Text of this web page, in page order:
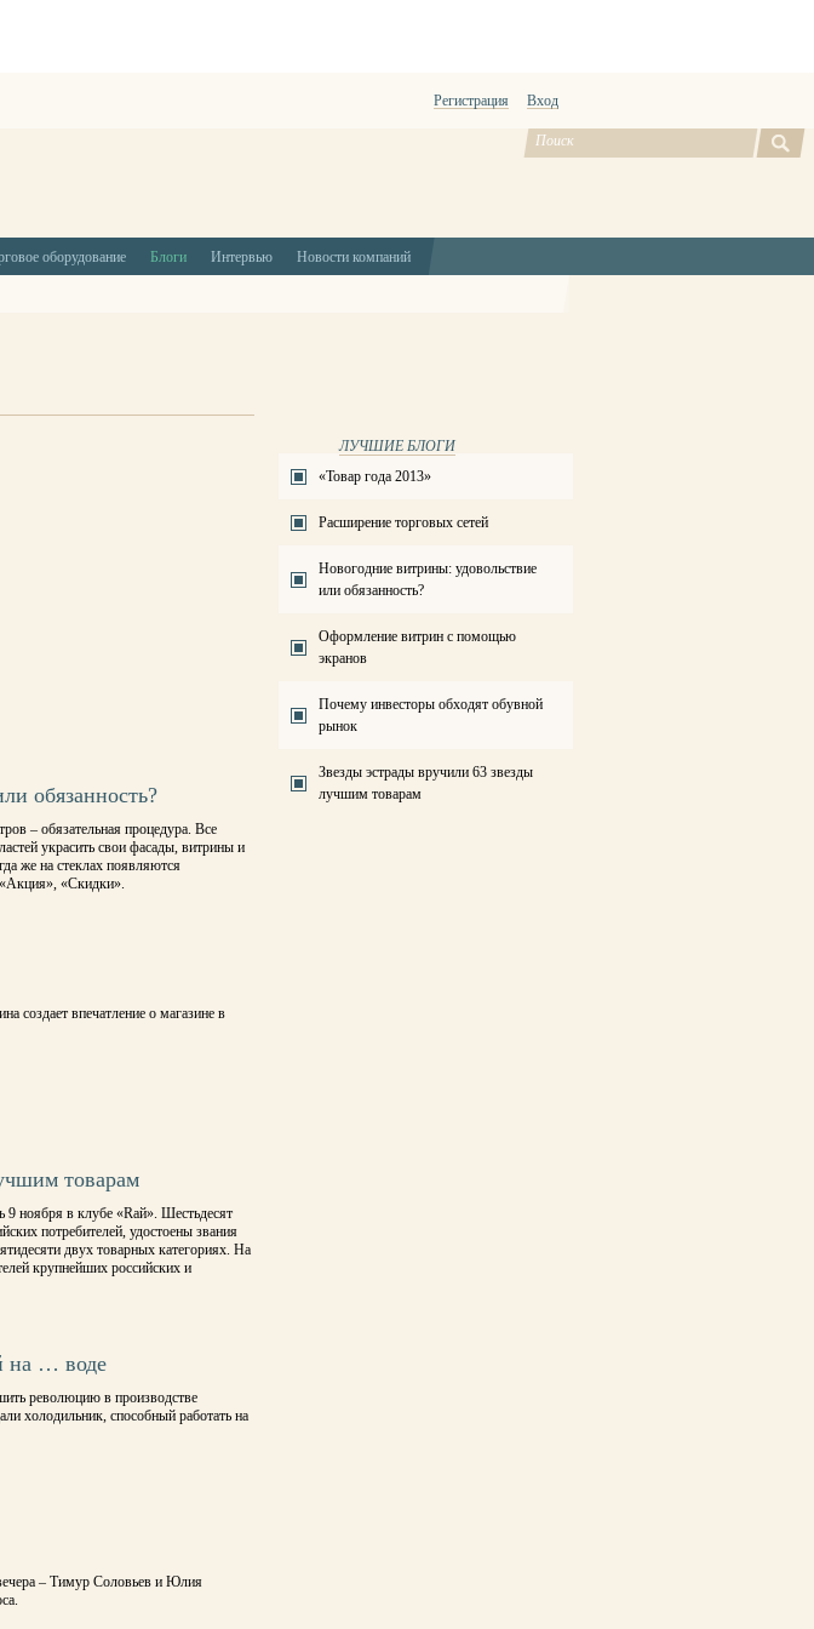
Регистрация Вход
оборудование Блоги Интервью Новости компаний
обязанность?
– обязательная процедура. Все
украсить свои фасады, витрины и
же на стеклах появляются
«Скидки».
создает впечатление о магазине в
товарам
9 ноября в клубе «Rай». Шестьдесят
потребителей, удостоены звания
двух товарных категориях. На
крупнейших российских и
на … воде
революцию в производстве
холодильник, способный работать на
– Тимур Соловьев и Юлия
ЛУЧШИЕ БЛОГИ
«Товар года 2013»
Расширение торговых сетей
Новогодние витрины: удовольствие
или обязанность?
Оформление витрин с помощью
экранов
Почему инвесторы обходят обувной
рынок
Звезды эстрады вручили 63 звезды
лучшим товарам